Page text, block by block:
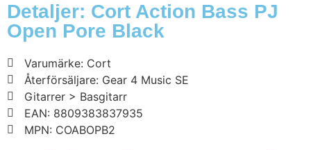
Detaljer: Cort Action Bass PJ
Open Pore Black
Varumärke: Cort
Återförsäljare: Gear 4 Music SE
Gitarrer > Basgitarr
EAN: 8809383837935
MPN: COABOPB2